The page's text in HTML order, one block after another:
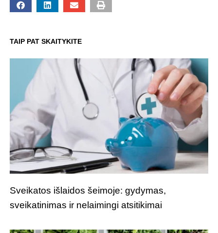
TAIP PAT SKAITYKITE
Sveikatos išlaidos šeimoje: gydymas,
sveikatinimas ir nelaimingi atsitikimai